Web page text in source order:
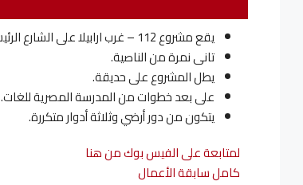
يقع مشروع 112 – غرب ارابيلا على الشارع الرئيسي.
تانى نمرة من الناصية.
يطل المشروع على حديقة.
على بعد خطوات من المدرسة المصرية للغات.
يتكون من دور أرضي وثلاثة أدوار متكررة.
لمتابعة على الفيس بوك من هنا
كامل سابقة الأعمال